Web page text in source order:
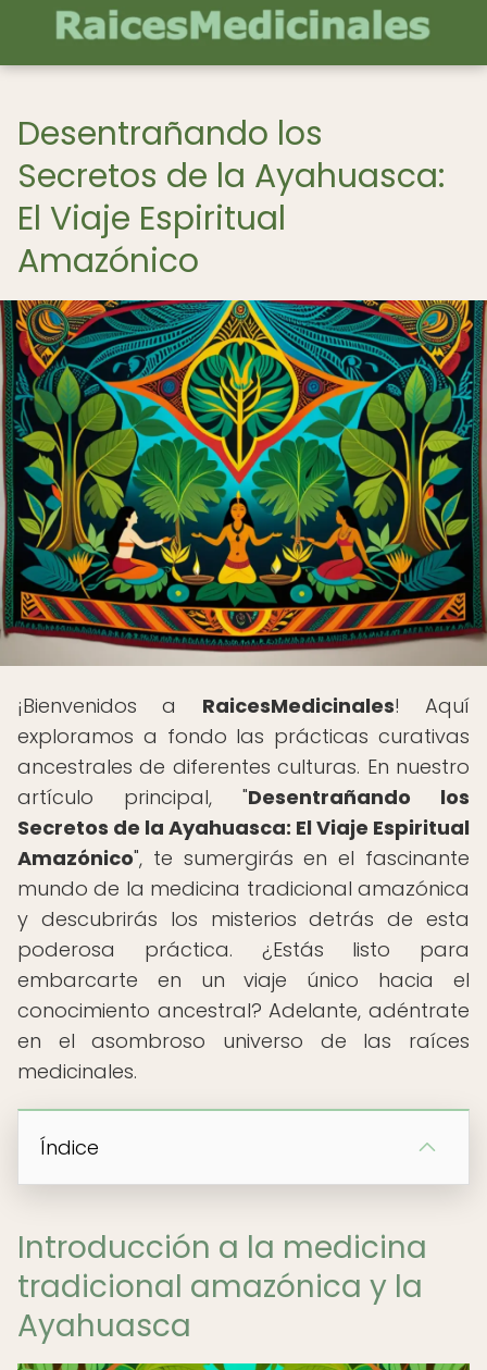
Desentrañando los
Secretos de la Ayahuasca:
El Viaje Espiritual
Amazónico
¡Bienvenidos a RaicesMedicinales! Aquí
exploramos a fondo las prácticas curativas
ancestrales de diferentes culturas. En nuestro
artículo principal, "Desentrañando los
Secretos de la Ayahuasca: El Viaje Espiritual
Amazónico", te sumergirás en el fascinante
mundo de la medicina tradicional amazónica
y descubrirás los misterios detrás de esta
poderosa práctica. ¿Estás listo para
embarcarte en un viaje único hacia el
conocimiento ancestral? Adelante, adéntrate
en el asombroso universo de las raíces
medicinales.
Índice
Introducción a la medicina
tradicional amazónica y la
Ayahuasca